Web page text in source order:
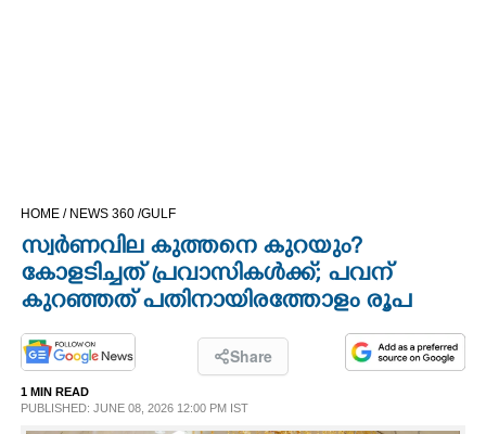
CINEMA
OPINION
PHOTOS
LIFESTYLE
HOME / NEWS 360 /GULF
സ്വർണവില കുത്തനെ കുറയും?
കോളടിച്ചത് പ്രവാസികൾക്ക്; പവന്
കുറഞ്ഞത് പതിനായിരത്തോളം രൂപ
Share
1 MIN READ
PUBLISHED: JUNE 08, 2026 12:00 PM IST